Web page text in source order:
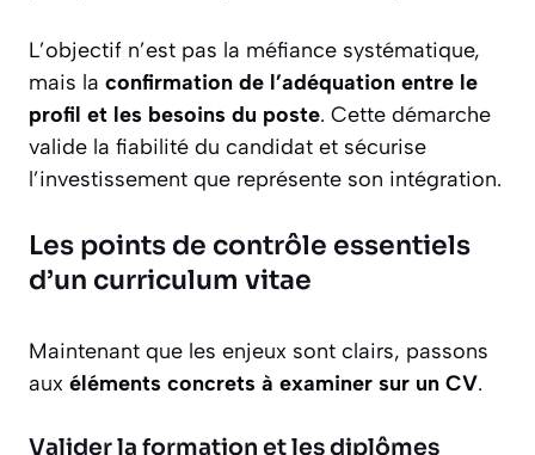
L’objectif n’est pas la méfiance systématique,
mais la confirmation de l’adéquation entre le
profil et les besoins du poste. Cette démarche
valide la fiabilité du candidat et sécurise
l’investissement que représente son intégration.
Les points de contrôle essentiels
d’un curriculum vitae
Maintenant que les enjeux sont clairs, passons
aux éléments concrets à examiner sur un CV.
Valider la formation et les diplômes